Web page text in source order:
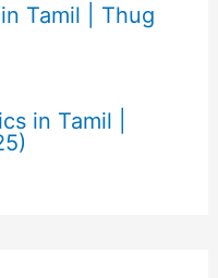
Tamil | Thug
in Tamil |